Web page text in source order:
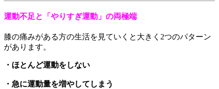
運動不足と「やりすぎ運動」の両極端
膝の痛みがある方の生活を見ていくと大きく2つのパターン
があります。
・ほとんど運動をしない
・急に運動量を増やしてしまう